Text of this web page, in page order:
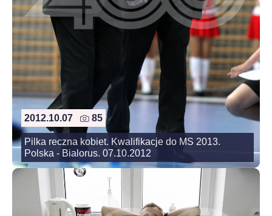
2012.10.07 85
Pilka reczna kobiet. Kwalifikacje do MS 2013.
Polska - Bialorus. 07.10.2012